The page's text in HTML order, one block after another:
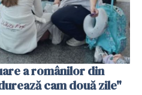
a românilor din
cam două zile"